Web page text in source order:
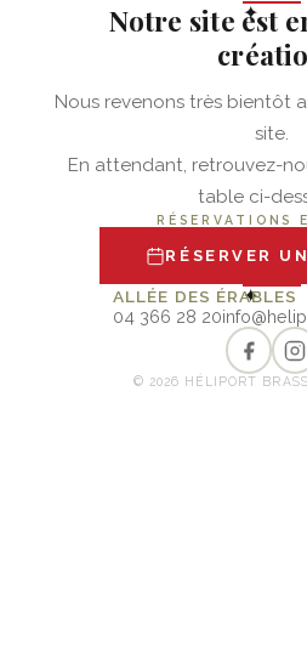
✦
Notre site est
Nous revenons très bientôt
site.
En attendant, retrouvez-
table ci-
RÉSERVATIONS
RÉSERVER
✦
ALLÉE DES
04 366 28 20
© 2026 HÉLIPORT